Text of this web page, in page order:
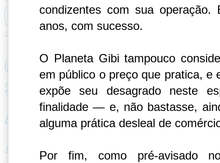
condizentes com sua
anos, com sucesso.
O Planeta Gibi tampouco
em público o preço que pratica, e
expõe seu desagrado neste
finalidade — e, não bastasse,
alguma prática desleal de
Por fim, como pré-avisado